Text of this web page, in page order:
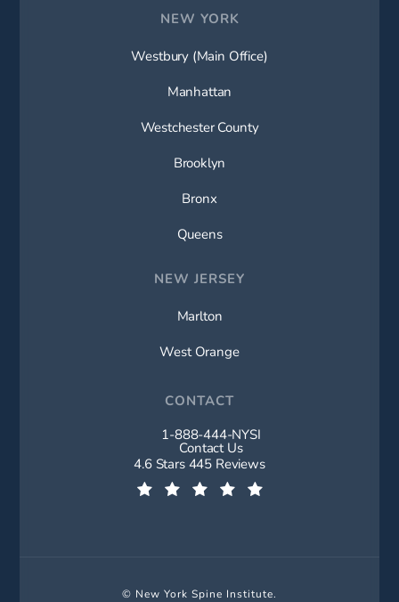
NEW YORK
Westbury (Main Office)
Manhattan
Westchester County
Brooklyn
Bronx
Queens
NEW JERSEY
Marlton
West Orange
CONTACT
Call New York Spine Institute on
1-888-444-NYSI
Contact Us
New York Spine Institute reviews:
4.6 Stars 445 Reviews
© New York Spine Institute.